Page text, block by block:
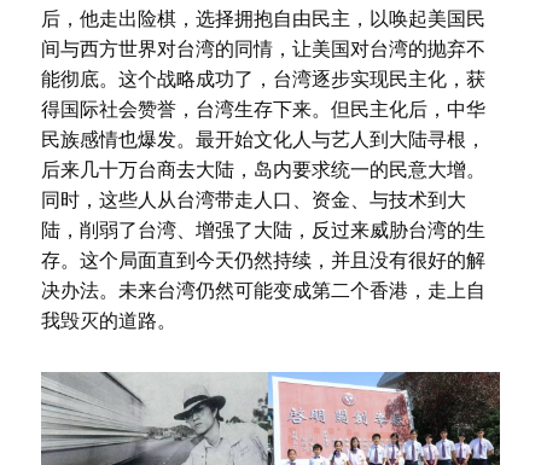
后，他走出险棋，选择拥抱自由民主，以唤起美国民
间与西方世界对台湾的同情，让美国对台湾的抛弃不
能彻底。这个战略成功了，台湾逐步实现民主化，获
得国际社会赞誉，台湾生存下来。但民主化后，中华
民族感情也爆发。最开始文化人与艺人到大陆寻根，
后来几十万台商去大陆，岛内要求统一的民意大增。
同时，这些人从台湾带走人口、资金、与技术到大
陆，削弱了台湾、增强了大陆，反过来威胁台湾的生
存。这个局面直到今天仍然持续，并且没有很好的解
决办法。未来台湾仍然可能变成第二个香港，走上自
我毁灭的道路。